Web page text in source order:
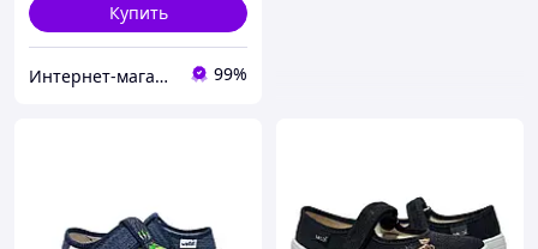
Купить
Интернет-магазин "ELEGRANTIK" 99%